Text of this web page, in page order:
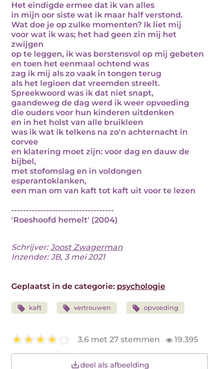
Het eindigde ermee dat ik van alles
in mijn oor siste wat ik maar half verstond.
Wat doe je op zulke momenten? Ik liet mij
voor wat ik was; het had geen zin mij het
zwijgen
op te leggen, ik was berstensvol op mij gebeten
en toen het eenmaal ochtend was
zag ik mij als zo vaak in tongen terug
als het legioen dat vreemden streelt.
Spreekwoord was ik dat niet snapt,
gaandeweg de dag werd ik weer opvoeding
die ouders voor hun kinderen uitdenken
en in het holst van alle bruikleen
was ik wat ik telkens na zo'n achternacht in
corvee
en klatering moet zijn: voor dag en dauw de
bijbel,
met stofomslag en in voldongen
esperantoklanken,
een man om van kaft tot kaft uit voor te lezen
-----------------------------------
'Roeshoofd hemelt' (2004)
Schrijver:Joost Zwagerman
Inzender: JB, 3 mei 2021
Geplaatst in de categorie: psychologie
kaft vertrouwen opvoeding
3.6 met 27 stemmen 19.395
deel als afbeelding